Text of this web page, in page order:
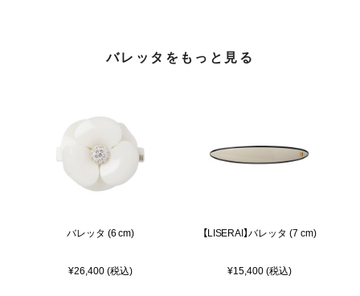
バレッタをもっと見る
バレッタ (6 cm)
¥26,400 (税込)
【LISERAI】バレッタ (7 cm)
¥15,400 (税込)